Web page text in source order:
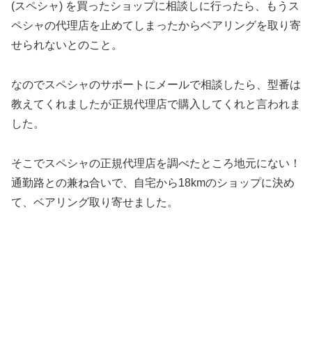
(スペシャ) を買ったショップに相談しに行ったら、もうス
ペシャの代理店を止めてしまったからベアリングを取り寄
せられないとのこと。
なのでスペシャのサポートにメールで相談したら、型番は
教えてくれましたが正規代理店で購入してくれと言われま
した。
そこでスペシャの正規代理店を調べたところ地元にない！
通勤路との兼ね合いで、自宅から18kmのショップに決め
て、ベアリング取り寄せました。